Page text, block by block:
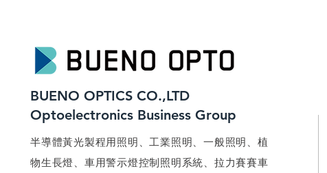
BUENO OPTICS CO.,LTD
​Optoelectronics Business Group
​半導體黃光製程用照明、工業照明、一般照明、植
物生長燈、車用警示燈控制照明系統、拉力賽賽車